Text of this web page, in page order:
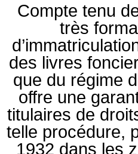
Compte tenu
très
des livres
que du régime
offre une
titulaires de
telle procédure,
1932 dans les